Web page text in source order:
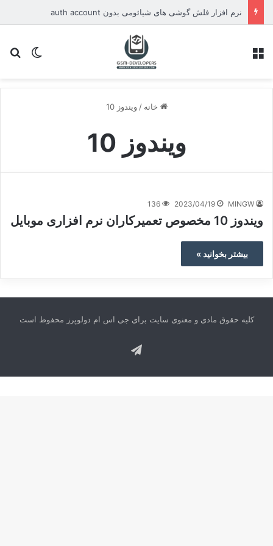
نرم افزار فلش گوشی های شیائومی بدون auth account
تغییر
خانه / ویندوز 10
ویندوز 10
MINGW
2023/04/19
136
ویندوز 10 مخصوص تعمیرکاران نرم افزاری موبایل
بیشتر بخوانید »
کلیه حقوق مادی و معنوی سایت برای جی اس ام دولوپرز محفوظ است
تلگرام